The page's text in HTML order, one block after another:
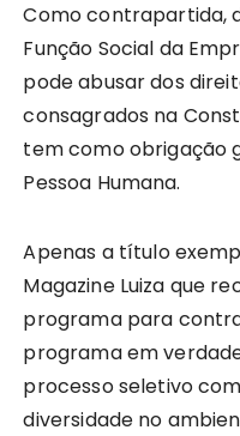
Como contrapartida,
Função Social da
pode abusar dos
consagrados na
tem como obrigação
Pessoa Humana.
Apenas a título
Magazine Luiza que
programa para
programa em
processo seletivo
diversidade no